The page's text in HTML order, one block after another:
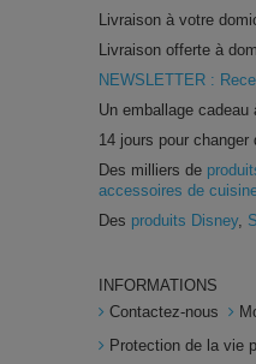
Livraison à votre
Livraison offerte à
NEWSLETTER :
Un emballage cadeau
14 jours pour changer
Des milliers de
accessoires de
Des produits Disney,
INFORMATIONS
Contactez-nous
Protection de la vie